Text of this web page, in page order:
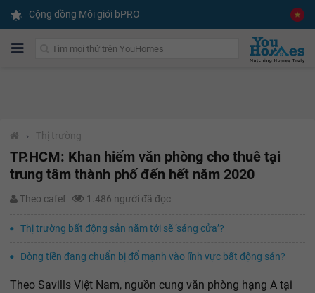
Cộng đồng Môi giới bPRO
› Thị trường
TP.HCM: Khan hiếm văn phòng cho thuê tại
trung tâm thành phố đến hết năm 2020
Theo cafef 1.486 người đã đọc
Thị trường bất động sản năm tới sẽ ‘sáng cửa’?
Dòng tiền đang chuẩn bị đổ mạnh vào lĩnh vực bất động sản?
Theo Savills Việt Nam, nguồn cung văn phòng hạng A tại